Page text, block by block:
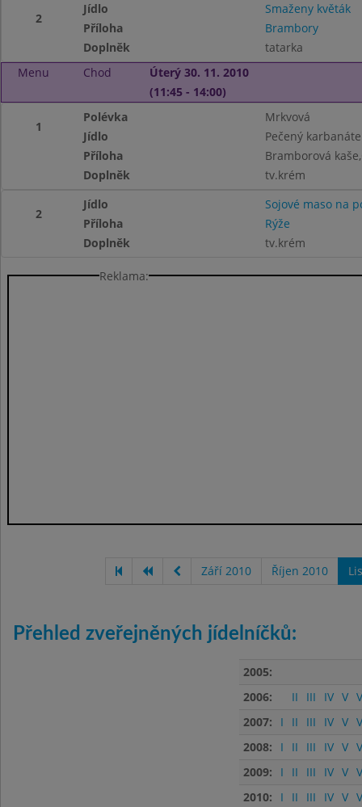
2
Jídlo
Smaženy květák
Příloha
Brambory
Doplněk
tatarka
Menu
Chod
Úterý 30. 11. 2010
(11:45 - 14:00)
1
Polévka
Mrkvová
Jídlo
Pečený
Příloha
Bramborová
Doplněk
tv.krém
2
Jídlo
Sojové maso na
Příloha
Rýže
Doplněk
tv.krém
Reklama:
Září 2010 Říjen 2010
Přehled zveřejněných jídelníčků:
2005:
2006:
II III IV V
2007:
I II III IV V
2008:
I II III IV V
2009:
I II III IV V
2010:
I II III IV V